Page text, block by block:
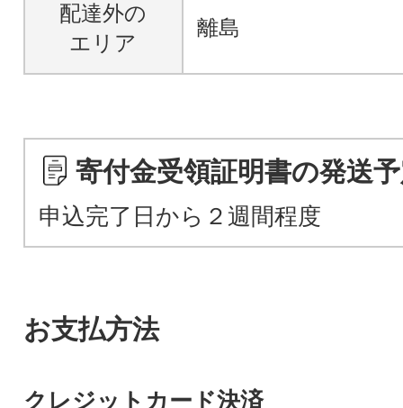
配達外の
エリア
離島
寄付金受領証明書の発送
申込完了日から２週間程度
お支払方法
クレジットカード決済